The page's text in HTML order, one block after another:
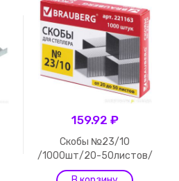
159.92 ₽
Скобы №23/10
/1000шт/20-50листов/